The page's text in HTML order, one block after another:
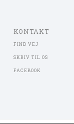
KONTAKT
FIND VEJ
SKRIV TIL OS
FACEBOOK